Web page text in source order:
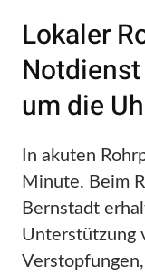
Lokaler
um die
In akuten
Minute. Beim
Bernstadt
Unterstützung